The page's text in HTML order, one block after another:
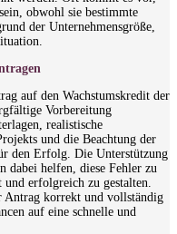
obwohl sie bestimmte
der Unternehmensgröße,
auf den Wachstumskredit der
Vorbereitung
realistische
und die Beachtung der
den Erfolg. Die Unterstützung
helfen, diese Fehler zu
erfolgreich zu gestalten.
Antrag korrekt und vollständig
auf eine schnelle und